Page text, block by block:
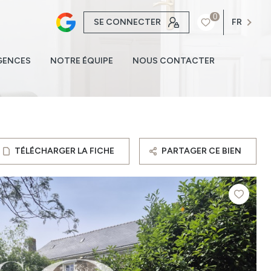
SE CONNECTER
0
FR
NOTRE ÉQUIPE NOUS CONTACTER
TÉLÉCHARGER LA FICHE PARTAGER CE BIEN